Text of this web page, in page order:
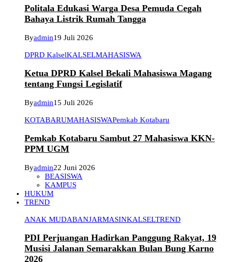
Politala Edukasi Warga Desa Pemuda Cegah
Bahaya Listrik Rumah Tangga
Byadmin19 Juli 2026
DPRD KalselKALSELMAHASISWA
Ketua DPRD Kalsel Bekali Mahasiswa Magang
tentang Fungsi Legislatif
Byadmin15 Juli 2026
KOTABARUMAHASISWAPemkab Kotabaru
Pemkab Kotabaru Sambut 27 Mahasiswa KKN-
PPM UGM
Byadmin22 Juni 2026
BEASISWA
KAMPUS
HUKUM
TREND
ANAK MUDABANJARMASINKALSELTREND
PDI Perjuangan Hadirkan Panggung Rakyat, 19
Musisi Jalanan Semarakkan Bulan Bung Karno
2026